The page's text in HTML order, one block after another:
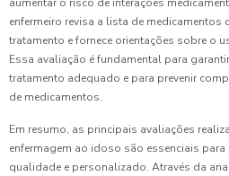
aumentar o risco de interações
enfermeiro revisa a lista de medicamentos
tratamento e fornece orientações sobre o
Essa avaliação é fundamental para
tratamento adequado e para prevenir
de medicamentos.
Em resumo, as principais avaliações
enfermagem ao idoso são essenciais
qualidade e personalizado. Através da